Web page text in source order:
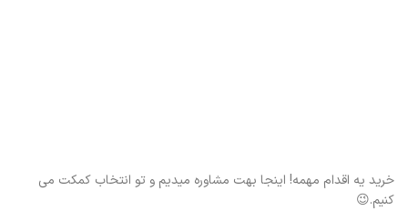
خرید یه اقدام مهمه! اینجا بهت مشاوره میدیم و تو انتخاب کمکت می
کنیم.😉